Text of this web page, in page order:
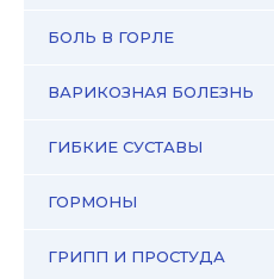
БОЛЬ В ГОРЛЕ
ВАРИКОЗНАЯ БОЛЕЗНЬ
ГИБКИЕ СУСТАВЫ
ГОРМОНЫ
ГРИПП И ПРОСТУДА